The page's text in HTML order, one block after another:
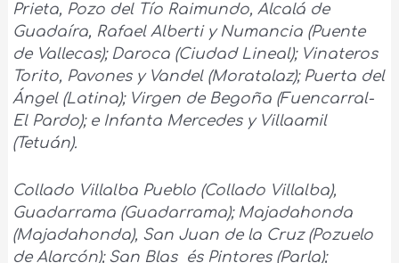
Prieta, Pozo del Tío Raimundo, Alcalá de
Guadaíra, Rafael Alberti y Numancia (Puente
de Vallecas); Daroca (Ciudad Lineal); Vinateros
Torito, Pavones y Vandel (Moratalaz); Puerta del
Ángel (Latina); Virgen de Begoña (Fuencarral-
El Pardo); e Infanta Mercedes y Villaamil
(Tetuán).
Collado Villalba Pueblo (Collado Villalba),
Guadarrama (Guadarrama); Majadahonda
(Majadahonda), San Juan de la Cruz (Pozuelo
de Alarcón); San Blas és Pintores (Parla);